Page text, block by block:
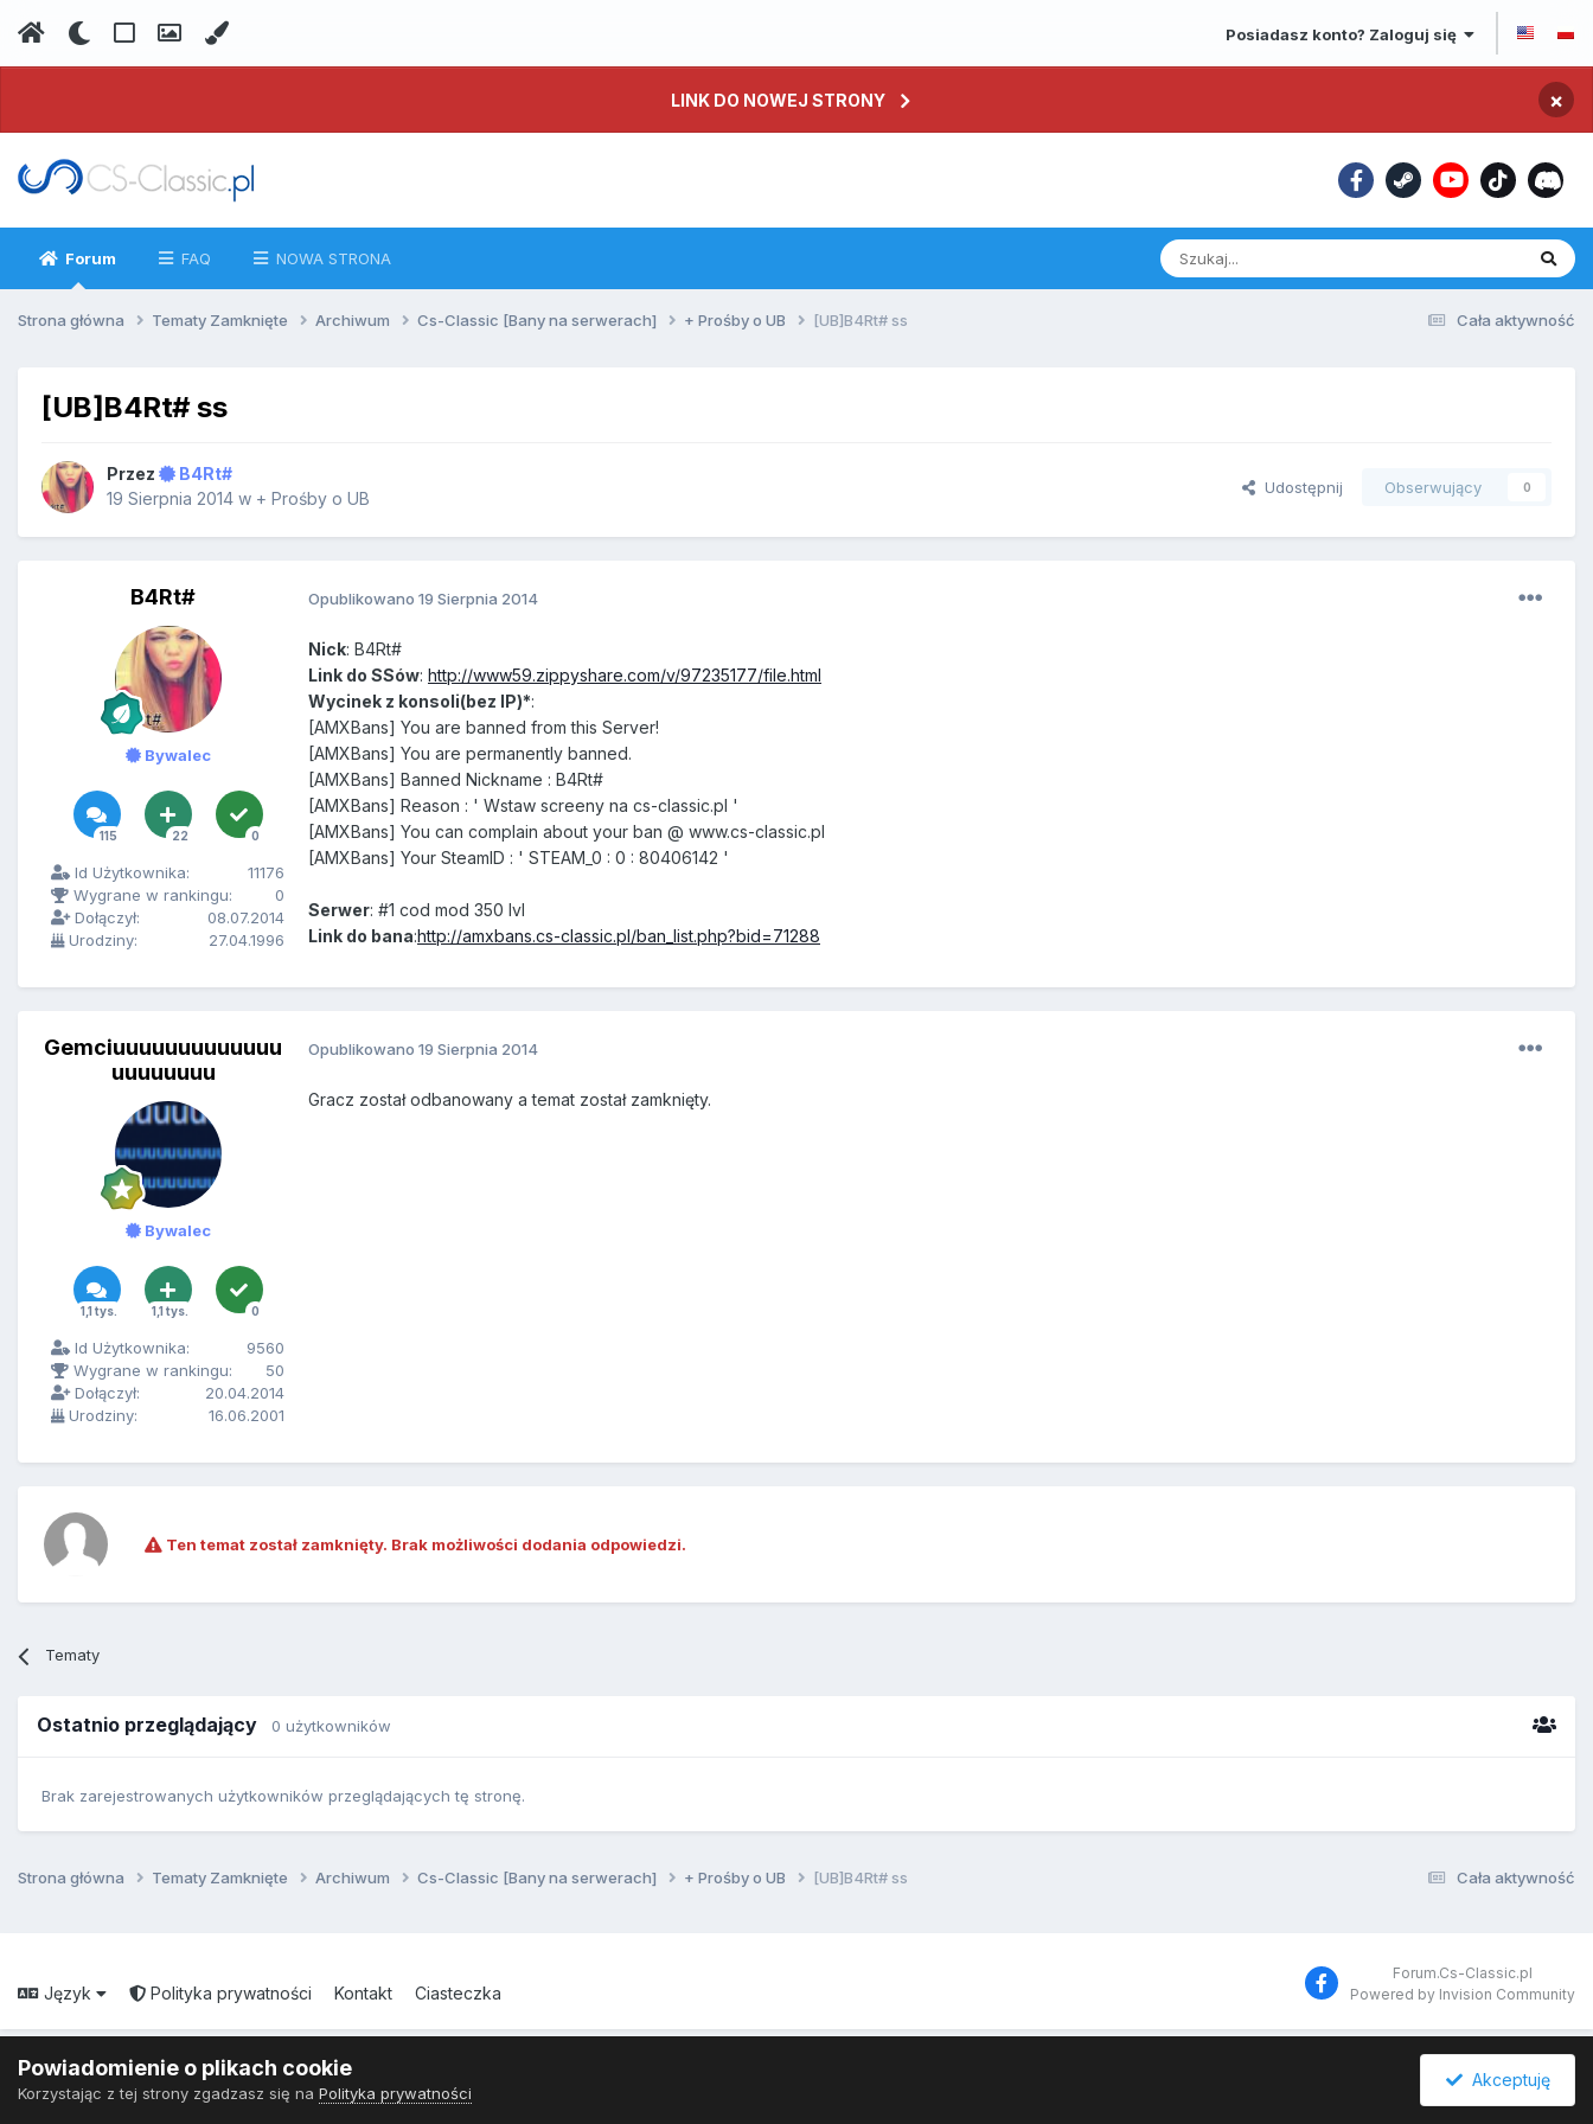
Posiadasz konto? Zaloguj się
LINK DO NOWEJ STRONY ×
Forum FAQ NOWA STRONA
Cała aktywność
Strona główna Tematy Zamknięte Archiwum Cs-Classic [Bany na serwerach] + Prośby o UB [UB]B4Rt# ss
[UB]B4Rt# ss
Przez
B4Rt#
19 Sierpnia 2014 w + Prośby o UB
Udostępnij Obserwujący 0
B4Rt#
Bywalec
115 22 0
Id Użytkownika:
11176
Wygrane w rankingu:
0
Dołączył:
08.07.2014
Urodziny:
27.04.1996
Opublikowano 19 Sierpnia 2014
Nick: B4Rt#
Link do SSów: http://www59.zippyshare.com/v/97235177/file.html
Wycinek z konsoli(bez IP)*:
[AMXBans] You are banned from this Server!
[AMXBans] You are permanently banned.
[AMXBans] Banned Nickname : B4Rt#
[AMXBans] Reason : ' Wstaw screeny na cs-classic.pl '
[AMXBans] You can complain about your ban @ www.cs-classic.pl
[AMXBans] Your SteamID : ' STEAM_0 : 0 : 80406142 '
Serwer: #1 cod mod 350 lvl
Link do bana:http://amxbans.cs-classic.pl/ban_list.php?bid=71288
Gemciuuuuuuuuuuuuu
uuuuuuuu
Bywalec
1,1 tys. 1,1 tys. 0
Id Użytkownika:
9560
Wygrane w rankingu:
50
Dołączył:
20.04.2014
Urodziny:
16.06.2001
Opublikowano 19 Sierpnia 2014
Gracz został odbanowany a temat został zamknięty.
Ten temat został zamknięty. Brak możliwości dodania odpowiedzi.
Tematy
Ostatnio przeglądający 0 użytkowników
Brak zarejestrowanych użytkowników przeglądających tę stronę.
Cała aktywność
Strona główna Tematy Zamknięte Archiwum Cs-Classic [Bany na serwerach] + Prośby o UB [UB]B4Rt# ss
Język Polityka prywatności Kontakt Ciasteczka
Forum.Cs-Classic.pl
Powered by Invision Community
Powiadomienie o plikach cookie
Korzystając z tej strony zgadzasz się na Polityka prywatności
Akceptuję